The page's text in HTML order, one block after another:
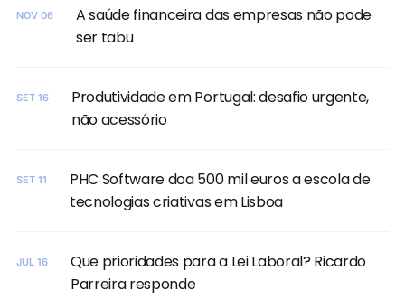
NOV 06
A saúde financeira das empresas não pode
ser tabu
SET 16
Produtividade em Portugal: desafio urgente,
não acessório
SET 11
PHC Software doa 500 mil euros a escola de
tecnologias criativas em Lisboa
JUL 16
Que prioridades para a Lei Laboral? Ricardo
Parreira responde